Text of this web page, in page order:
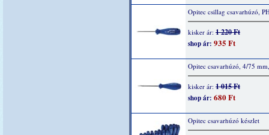
Opitec csillag csavarhúzó,
kisker ár: 1 220 Ft
shop ár: 935 Ft
Opitec csavarhúzó, 4/75
kisker ár: 1 015 Ft
shop ár: 680 Ft
Opitec csavarhúzó készlet